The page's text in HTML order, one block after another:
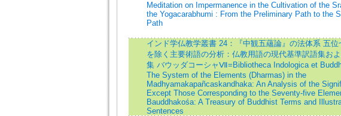
Meditation on Impermanence in the Cultivation of the
the Yogacarabhumi : From the Preliminary Path to the
Path
インド学仏教学叢書 24：『中観五蘊論』の法体系 五
を除く主要術語の分析：仏教用語の現代基準訳語集お
集 バウッダコーシャⅦ=Bibliotheca Indologica et
The System of the Elements (Dharmas) in the
Madhyamakapañcaskandhaka: An Analysis of the
Except Those Corresponding to the Seventy-five
Bauddhakośa: A Treasury of Buddhist Terms and
Sentences